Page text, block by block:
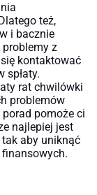
też,
i bacznie
z
kontaktować
spłaty.
rat chwilówki
problemów
pomoże ci
najlepiej jest
tak aby uniknąć